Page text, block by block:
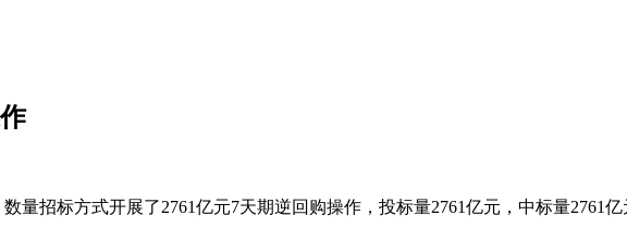
量招标方式开展了2761亿元7天期逆回购操作，投标量2761亿元，中标量2761亿